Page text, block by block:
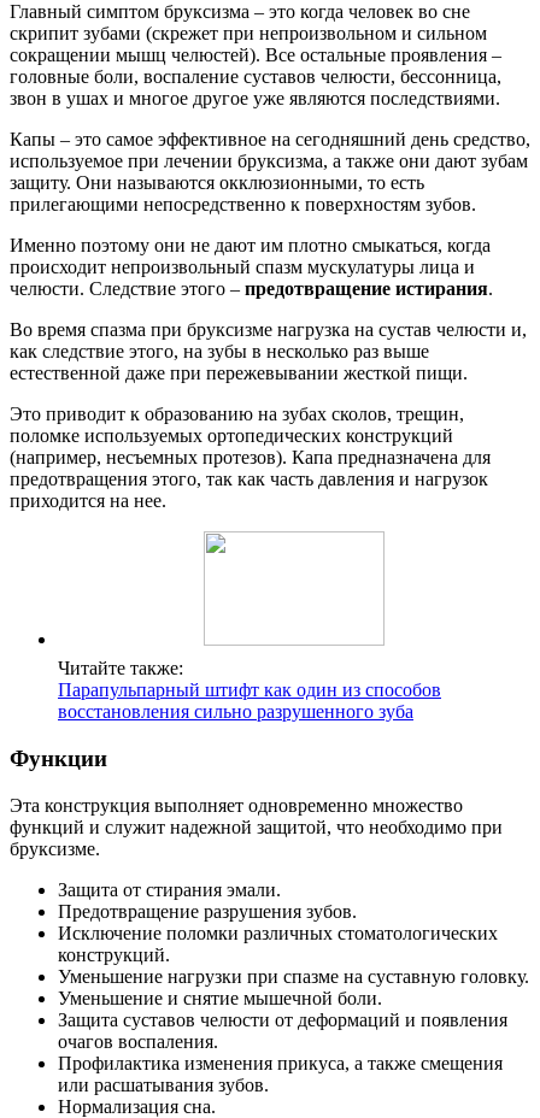
Главный симптом бруксизма – это когда человек во сне
скрипит зубами (скрежет при непроизвольном и сильном
сокращении мышц челюстей). Все остальные проявления –
головные боли, воспаление суставов челюсти, бессонница,
звон в ушах и многое другое уже являются последствиями.
Капы – это самое эффективное на сегодняшний день средство,
используемое при лечении бруксизма, а также они дают зубам
защиту. Они называются окклюзионными, то есть
прилегающими непосредственно к поверхностям зубов.
Именно поэтому они не дают им плотно смыкаться, когда
происходит непроизвольный спазм мускулатуры лица и
челюсти. Следствие этого – предотвращение истирания.
Во время спазма при бруксизме нагрузка на сустав челюсти и,
как следствие этого, на зубы в несколько раз выше
естественной даже при пережевывании жесткой пищи.
Это приводит к образованию на зубах сколов, трещин,
поломке используемых ортопедических конструкций
(например, несъемных протезов). Капа предназначена для
предотвращения этого, так как часть давления и нагрузок
приходится на нее.
Читайте также:
Парапульпарный штифт как один из способов
восстановления сильно разрушенного зуба
Функции
Эта конструкция выполняет одновременно множество
функций и служит надежной защитой, что необходимо при
бруксизме.
Защита от стирания эмали.
Предотвращение разрушения зубов.
Исключение поломки различных стоматологических
конструкций.
Уменьшение нагрузки при спазме на суставную головку.
Уменьшение и снятие мышечной боли.
Защита суставов челюсти от деформаций и появления
очагов воспаления.
Профилактика изменения прикуса, а также смещения
или расшатывания зубов.
Нормализация сна.